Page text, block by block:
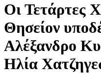
Οι Τετάρτες
Θησείον
Αλέξανδρο
Ηλία